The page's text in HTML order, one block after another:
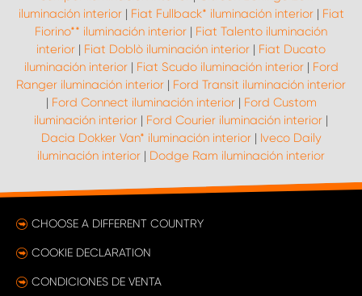
iluminación interior| Fiat Fullback* iluminación interior| Fiat
Fiorino** iluminación interior | Fiat Talento iluminación
interior | Fiat Doblò iluminación interior | Fiat Ducato
iluminación interior| Fiat Scudo iluminación interior| Ford
Ranger iluminación interior | Ford Transit iluminación interior
| Ford Connect iluminación interior| Ford Custom
iluminación interior | Ford Courier iluminación interior |
Dacia Dokker Van* iluminación interior| Iveco Daily
iluminación interior | Dodge Ram iluminación interior
CHOOSE A DIFFERENT COUNTRY
COOKIE DECLARATION
CONDICIONES DE VENTA